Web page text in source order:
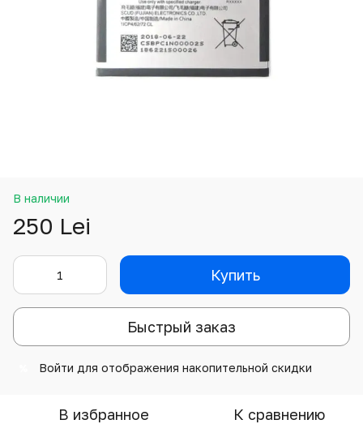
В наличии
250 Lei
Купить
Быстрый заказ
Войти для отображения накопительной скидки
В избранное К сравнению